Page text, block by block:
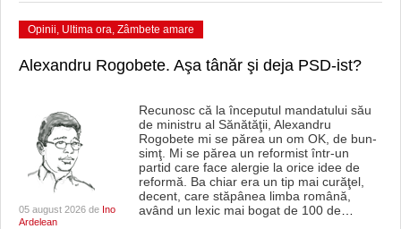
Opinii, Ultima ora, Zâmbete amare
Alexandru Rogobete. Aşa tânăr şi deja PSD-ist?
05 august 2026 de Ino
Ardelean
Recunosc că la începutul mandatului său
de ministru al Sănătăţii, Alexandru
Rogobete mi se părea un om OK, de bun-
simţ. Mi se părea un reformist într-un
partid care face alergie la orice idee de
reformă. Ba chiar era un tip mai curăţel,
decent, care stăpânea limba română,
având un lexic mai bogat de 100 de…